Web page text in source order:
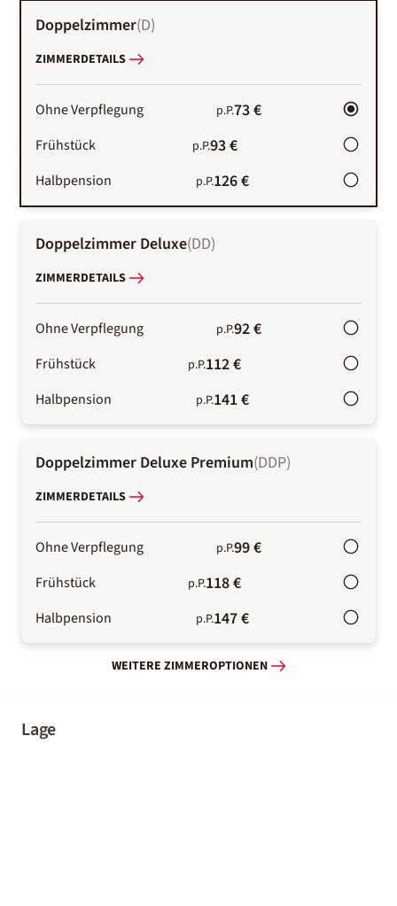
Doppelzimmer(D)
ZIMMERDETAILS
Ohne Verpflegung p.P.73 €
Frühstück p.P.93 €
Halbpension p.P.126 €
Doppelzimmer Deluxe(DD)
ZIMMERDETAILS
Ohne Verpflegung p.P.92 €
Frühstück p.P.112 €
Halbpension p.P.141 €
Doppelzimmer Deluxe Premium(DDP)
ZIMMERDETAILS
Ohne Verpflegung p.P.99 €
Frühstück p.P.118 €
Halbpension p.P.147 €
WEITERE ZIMMEROPTIONEN
Lage